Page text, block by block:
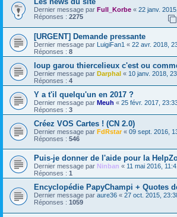
Dernier message par Full_Korbe « 22 janv.
Réponses : 2275
[URGENT] Demande pressante
Dernier message par LuigiFan1 « 22 avr. 2018,
Réponses : 8
loup garou thiercelieux c'est ou
Dernier message par Darphal « 10 janv. 2018,
Réponses : 4
Y a t'il quelqu'un en 2017 ?
Dernier message par Meuh « 25 févr. 2017,
Réponses : 3
Créez VOS Cartes ! (CN 2.0)
Dernier message par FdRstar« 09 sept. 2016,
Réponses : 546
Puis-je donner de l'aide pour la
Dernier message par Ninban « 11 mai 2016,
Réponses : 1
Encyclopédie PapyChampi + Quotes
Dernier message par aure36 « 27 oct. 2015,
Réponses : 1059